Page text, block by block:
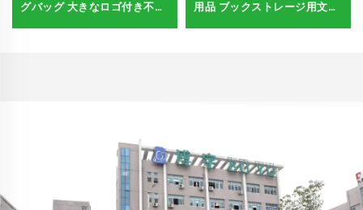
グバッグ 大きなロゴ付き不織
用品 ブックストレージ用文房